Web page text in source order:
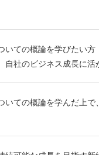
いての概論を学びたい方
自社のビジネス成長に活
いての概論を学んだ上